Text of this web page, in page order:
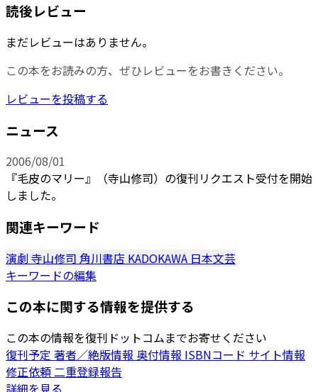
読後レビュー
まだレビューはありません。
この本をお読みの方、ぜひレビューをお書きください。
レビューを投稿する
ニュース
2006/08/01
『毛皮のマリー』（寺山修司）の復刊リクエスト受付を開始
しました。
関連キーワード
演劇 寺山修司 角川書店 KADOKAWA 日本文芸
キーワードの編集
この本に関する情報を提供する
この本の情報を復刊ドットコムまでお寄せください
復刊予定 著者／絶版情報 奥付情報 ISBNコード サイト情報
修正依頼二重登録報告
詳細を見る